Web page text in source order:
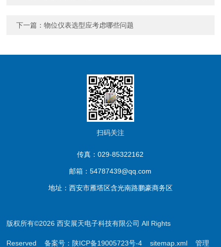
下一篇：物位仪表选型应考虑哪些问题
扫码关注
传真：029-85322162
邮箱：54787439@qq.com
地址：西安市雁塔区含光南路鹏豪商务区
版权所有©2026 西安展天电子科技有限公司 All Rights
Reserved备案号：陕ICP备19005723号-4 sitemap.xml 管理